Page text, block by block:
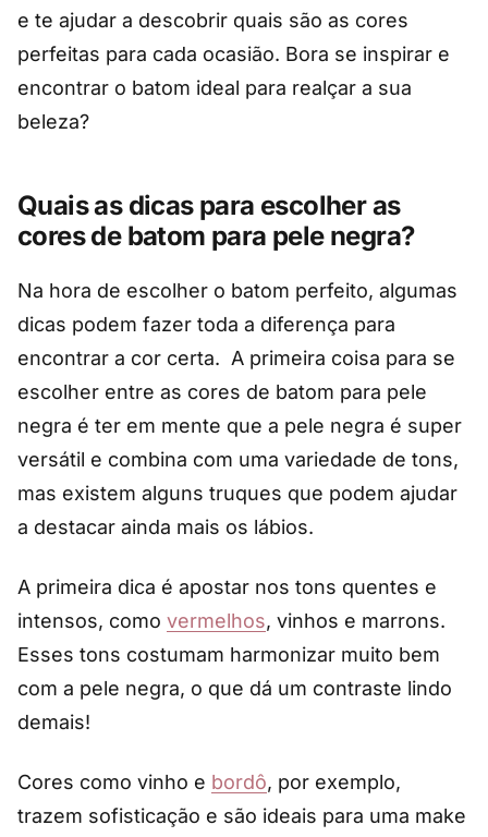
e te ajudar a descobrir quais são as cores
perfeitas para cada ocasião. Bora se inspirar e
encontrar o batom ideal para realçar a sua
beleza?
Quais as dicas para escolher as
cores de batom para pele negra?
Na hora de escolher o batom perfeito, algumas
dicas podem fazer toda a diferença para
encontrar a cor certa. A primeira coisa para se
escolher entre as cores de batom para pele
negra é ter em mente que a pele negra é super
versátil e combina com uma variedade de tons,
mas existem alguns truques que podem ajudar
a destacar ainda mais os lábios.
A primeira dica é apostar nos tons quentes e
intensos, como vermelhos, vinhos e marrons.
Esses tons costumam harmonizar muito bem
com a pele negra, o que dá um contraste lindo
demais!
Cores como vinho e bordô, por exemplo,
trazem sofisticação e são ideais para uma make